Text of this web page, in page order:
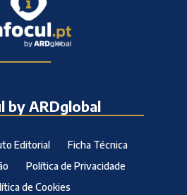
by ARDglobal
Editorial
Ficha Técnica
Política de Privacidade
de Cookies